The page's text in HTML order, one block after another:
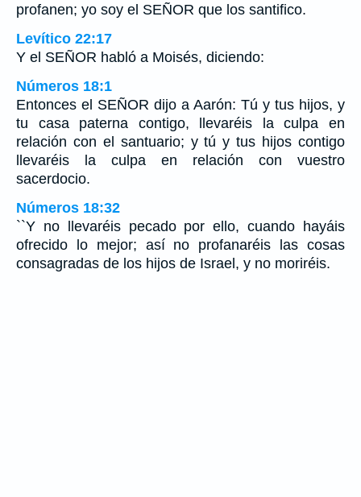
profanen; yo soy el SEÑOR que los santifico.
Levítico 22:17
Y el SEÑOR habló a Moisés, diciendo:
Números 18:1
Entonces el SEÑOR dijo a Aarón: Tú y tus hijos, y
tu casa paterna contigo, llevaréis la culpa en
relación con el santuario; y tú y tus hijos contigo
llevaréis la culpa en relación con vuestro
sacerdocio.
Números 18:32
``Y no llevaréis pecado por ello, cuando hayáis
ofrecido lo mejor; así no profanaréis las cosas
consagradas de los hijos de Israel, y no moriréis.